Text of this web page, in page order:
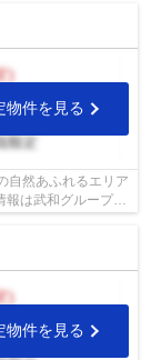
物件を見る
自然あふれるエリア
報は武和グループま
物件を見る